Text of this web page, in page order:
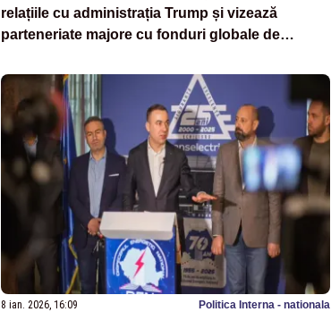
relațiile cu administrația Trump și vizează
parteneriate majore cu fonduri globale de
8 ian. 2026, 16:09 Politica Interna - nationala